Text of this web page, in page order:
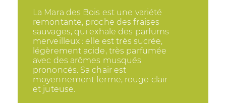
La Mara des Bois est une variété
remontante, proche des fraises
sauvages, qui exhale des parfums
merveilleux : elle est très sucrée,
légèrement acide, très parfumée
avec des arômes musqués
prononcés. Sa chair est
moyennement ferme, rouge clair
et juteuse.